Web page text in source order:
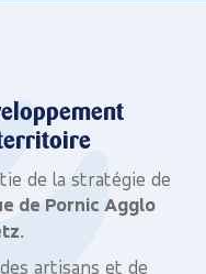
de la stratégie de
de Pornic Agglo
artisans et de